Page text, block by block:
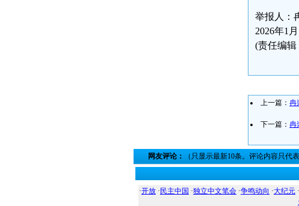
举报人：
2026年1月
(责任编辑
上一篇： 冉
下一篇： 冉
网友评论： （只显示最新10条。评论内容只代
·开放 · 民主中国 ·独立中文笔会 ·争鸣动向 ·大纪元 ·